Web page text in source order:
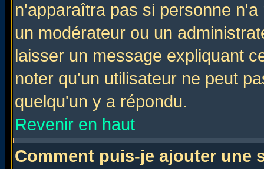
n'apparaîtra pas si personne
un modérateur ou un
laisser un message expliquant
noter qu'un utilisateur ne peut
quelqu'un y a répondu.
Revenir en haut
Comment puis-je ajouter une